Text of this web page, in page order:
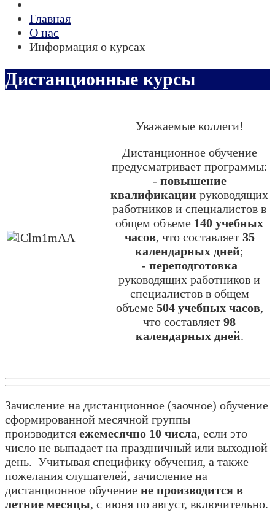
Главная
О нас
Информация о курсах
Дистанционные курсы
Уважаемые коллеги!
Дистанционное обучение
предусматривает программы:
- повышение
квалификации руководящих
работников и специалистов в
общем объеме 140 учебных
часов, что составляет 35
календарных дней;
- переподготовка
руководящих работников и
специалистов в общем
объеме 504 учебных часов,
что составляет 98
календарных дней.
Зачисление на дистанционное (заочное) обучение
сформированной месячной группы
производится ежемесячно 10 числа, если это
число не выпадает на праздничный или выходной
день. Учитывая специфику обучения, а также
пожелания слушателей, зачисление на
дистанционное обучение не производится в
летние месяцы, с июня по август, включительно.